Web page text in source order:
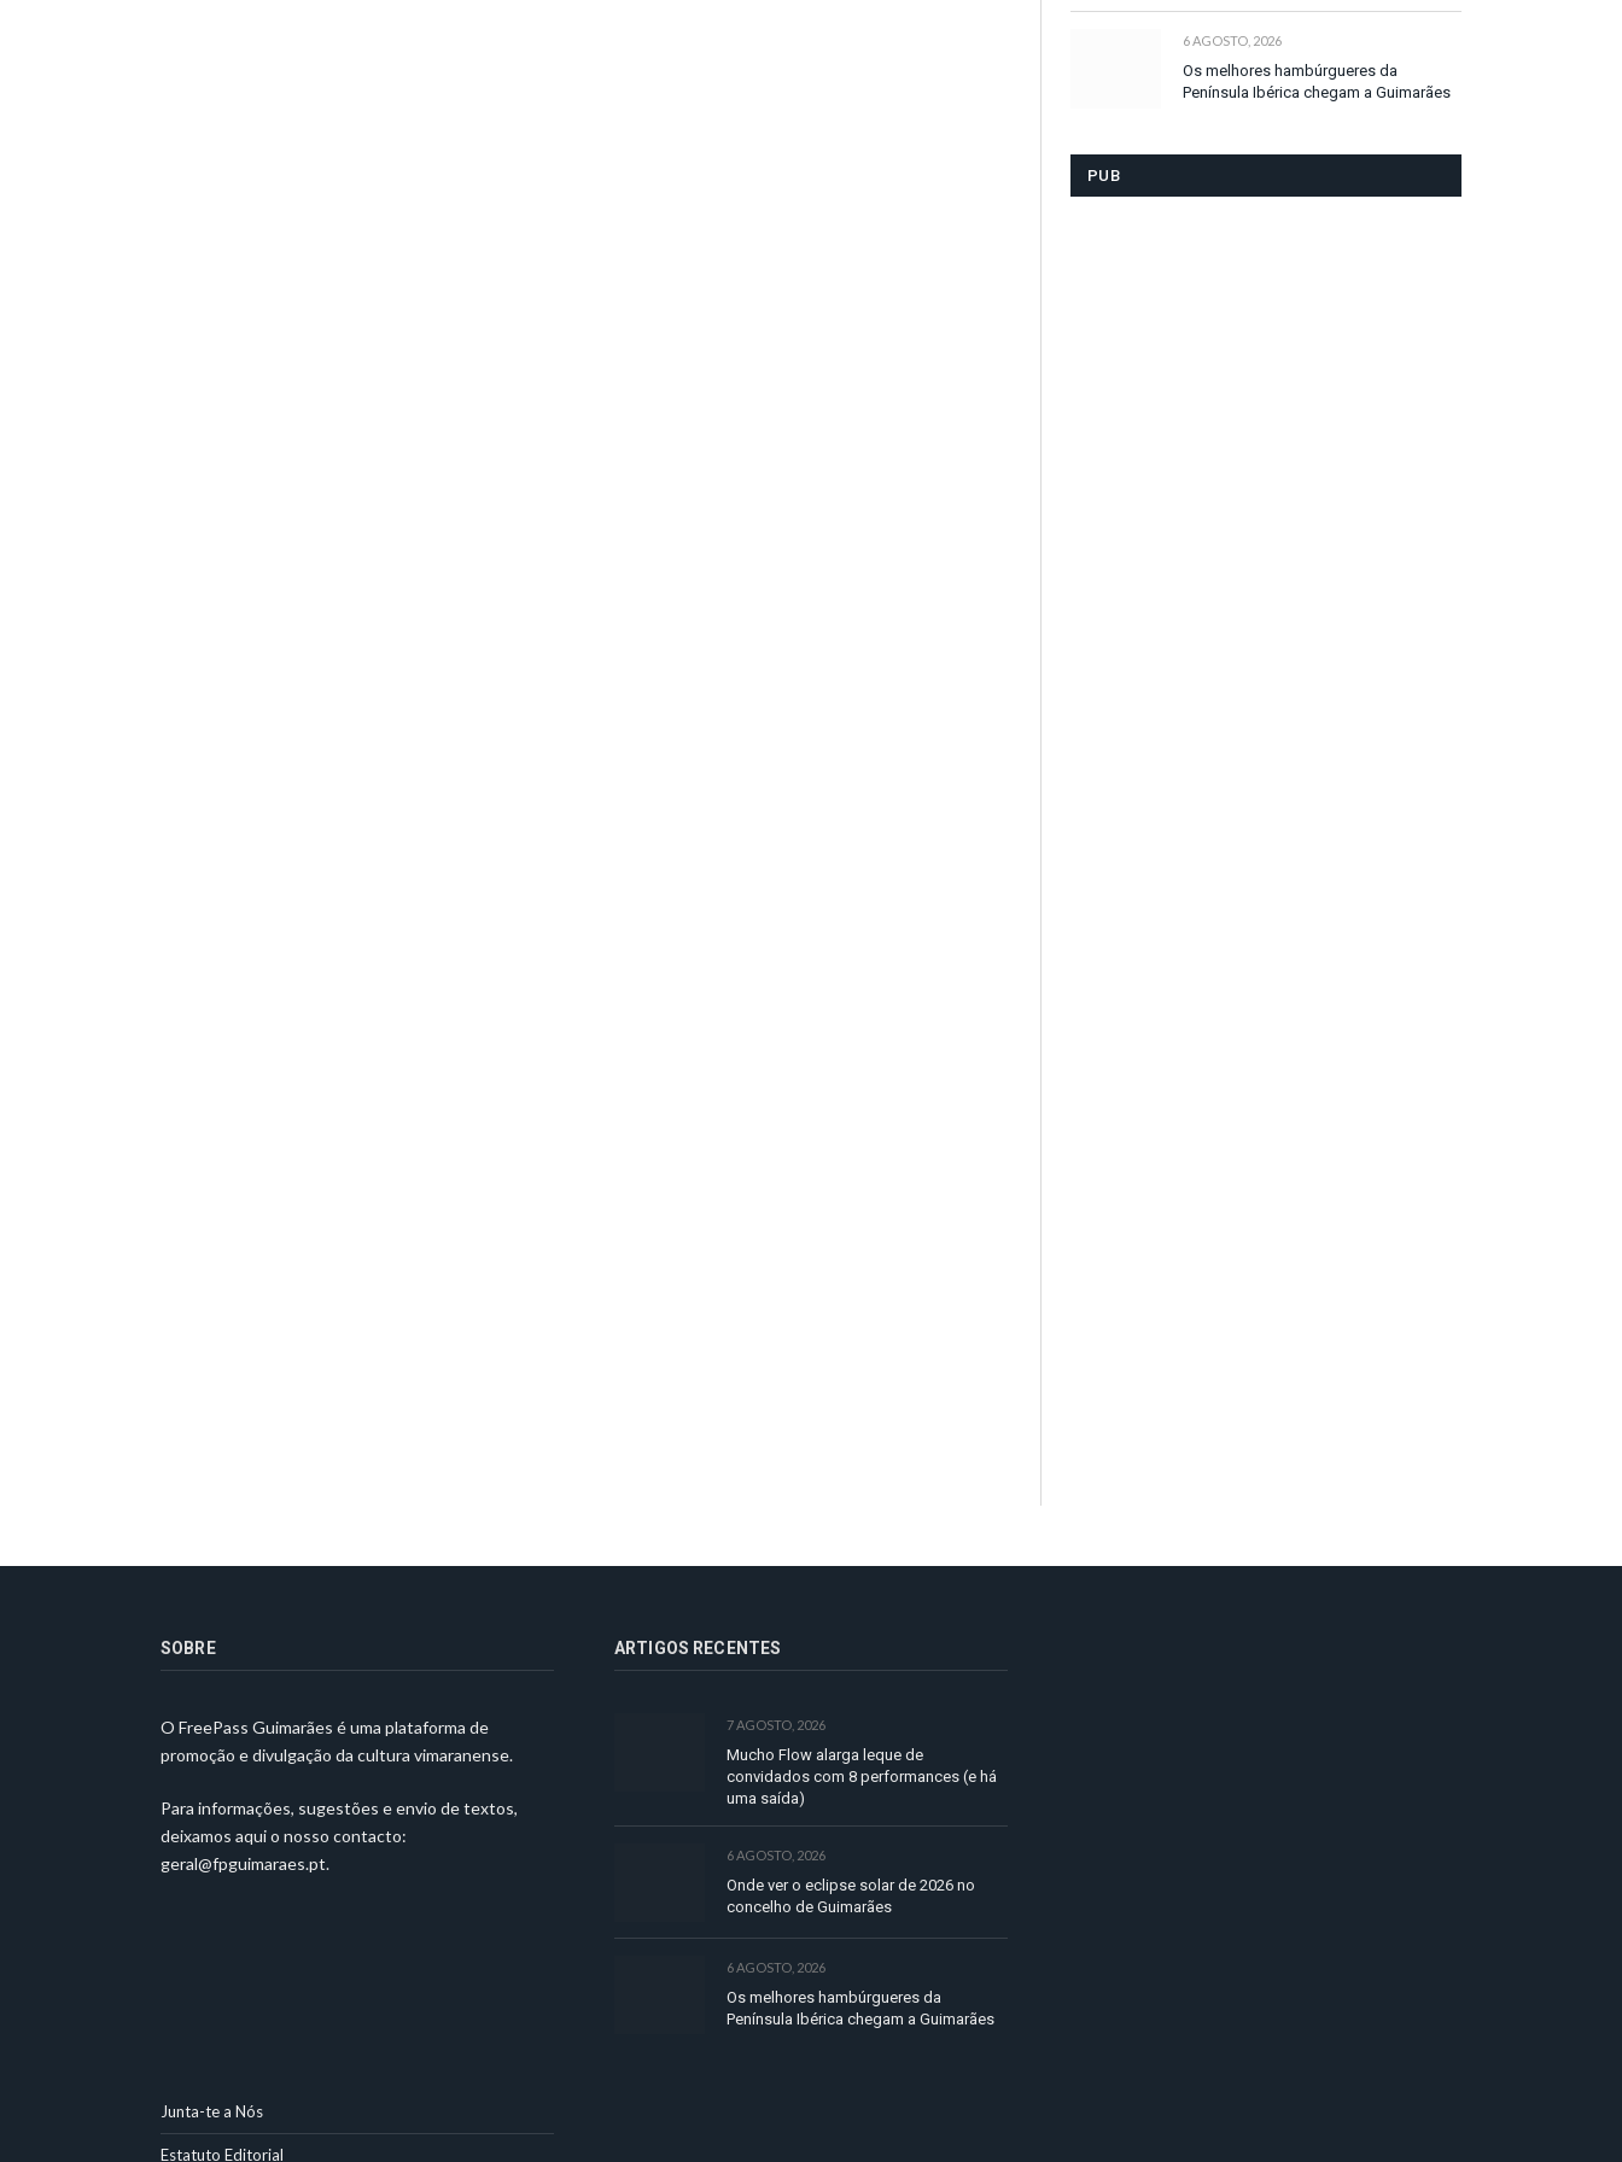
6 AGOSTO, 2026
Os melhores hambúrgueres da
Península Ibérica chegam a Guimarães
PUB
SOBRE
O FreePass Guimarães é uma plataforma de
promoção e divulgação da cultura vimaranense.
Para informações, sugestões e envio de textos,
deixamos aqui o nosso contacto:
geral@fpguimaraes.pt.
ARTIGOS RECENTES
7 AGOSTO, 2026
Mucho Flow alarga leque de
convidados com 8 performances (e há
uma saída)
6 AGOSTO, 2026
Onde ver o eclipse solar de 2026 no
concelho de Guimarães
6 AGOSTO, 2026
Os melhores hambúrgueres da
Península Ibérica chegam a Guimarães
Junta-te a Nós
Estatuto Editorial